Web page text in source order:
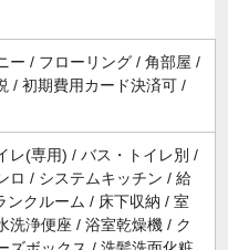
ー / フローリング / 角部屋 /
/ 初期費用カード決済可 /
レ(専用) / バス・トイレ別 /
ロ / システムキッチン / 給
ンクルーム / 床下収納 / 室
洗浄便座 / 浴室乾燥機 / ク